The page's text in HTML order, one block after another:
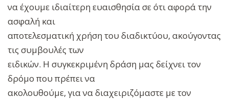
να έχουμε ιδιαίτερη ευαισθησία σε ότι αφορά την
ασφαλή και
αποτελεσματική χρήση του διαδικτύου, ακούγοντας
τις συμβουλές των
ειδικών. Η συγκεκριμένη δράση μας δείχνει τον
δρόμο που πρέπει να
ακολουθούμε, για να διαχειριζόμαστε με τον